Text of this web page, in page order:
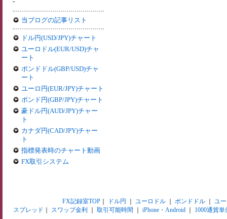
当ブログの記事リスト
ドル円(USD/JPY)チャート
ユーロドル(EUR/USD)チャ
ート
ポンドドル(GBP/USD)チャ
ート
ユーロ円(EUR/JPY)チャート
ポンド円(GBP/JPY)チャート
豪ドル円(AUD/JPY)チャー
ト
カナダ円(CAD/JPY)チャー
ト
指標発表時のチャート動画
FX取引システム
FX記録室TOP｜ ドル円 ユーロドル｜ ポンドドル｜ ユ
スプレッド
スワップ金利 取引可能時間 iPhone・Android 1000通貨単